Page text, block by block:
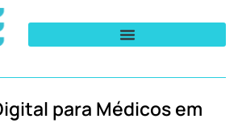
para Médicos em